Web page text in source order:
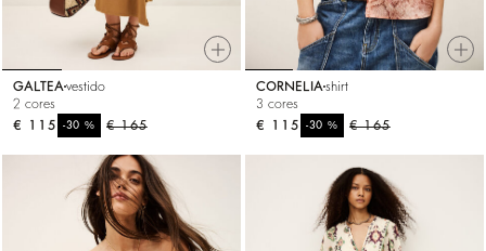
GALTEA vestido
2 cores
€ 165
-30%
€ 115
CORNELIA shirt
3 cores
€ 165
-30%
€ 115